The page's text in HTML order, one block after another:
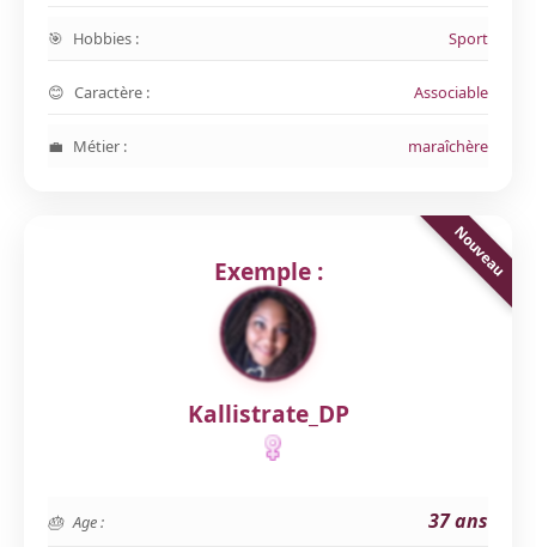
Hobbies : Sport
Caractère : Associable
Métier : maraîchère
Exemple :
Kallistrate_DP
Age : 37 ans